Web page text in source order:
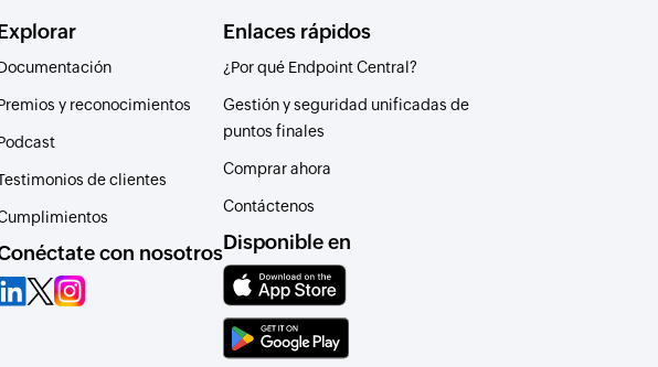
y reconocimientos
de clientes
con nosotros
Enlaces rápidos
¿Por qué Endpoint Central?
Gestión y seguridad unificadas de
puntos finales
Comprar ahora
Contáctenos
Disponible en